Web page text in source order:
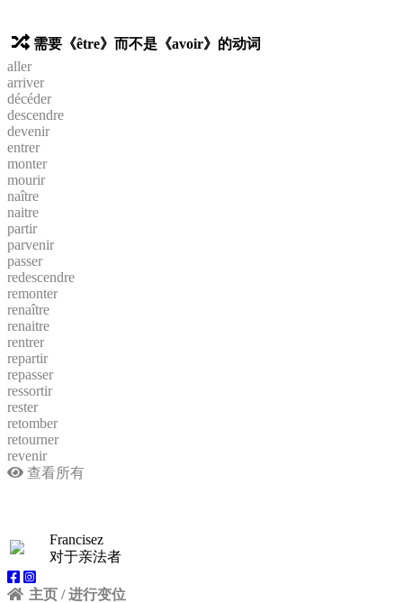
需要《être》而不是《avoir》的动词
aller
arriver
décéder
descendre
devenir
entrer
monter
mourir
naître
naitre
partir
parvenir
passer
redescendre
remonter
renaître
renaitre
rentrer
repartir
repasser
ressortir
rester
retomber
retourner
revenir
查看所有
Francisez
对于亲法者
主页 / 进行变位